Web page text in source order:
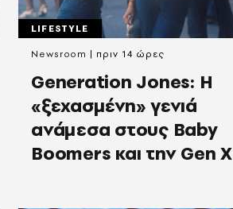
LIFESTYLE
Generation Jones: Η
«ξεχασμένη» γενιά
ανάμεσα στους Baby
Boomers και την Gen X
Newsroom πριν 14 ώρες